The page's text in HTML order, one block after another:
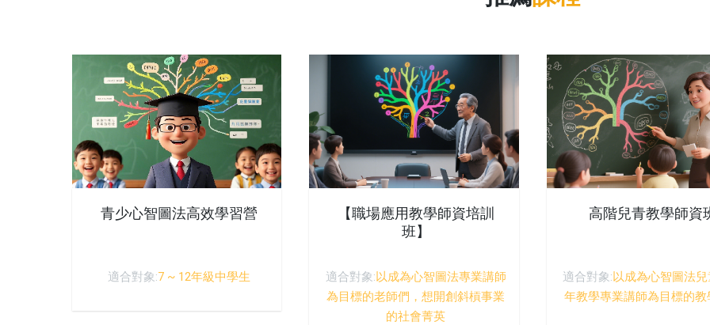
青少心智圖法高效學習營
適合對象:7 ~ 12年級中學生
【職場應用教學師資培訓
班】
適合對象:以成為心智圖法專業講師
為目標的老師們，想開創斜槓事業
的社會菁英
高階兒青教學師資
適合對象:以成為心智圖法
年教學專業講師為目標的教